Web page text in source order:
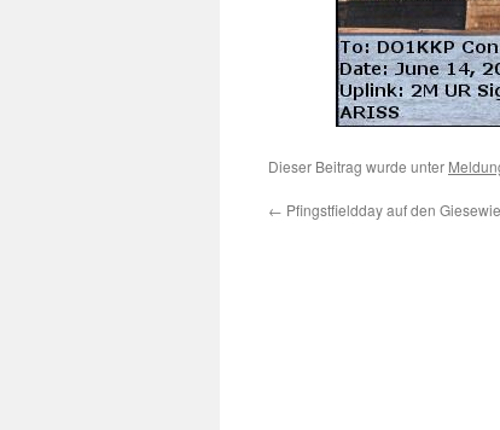
Dieser Beitrag wurde unter
← Pfingstfieldday auf den